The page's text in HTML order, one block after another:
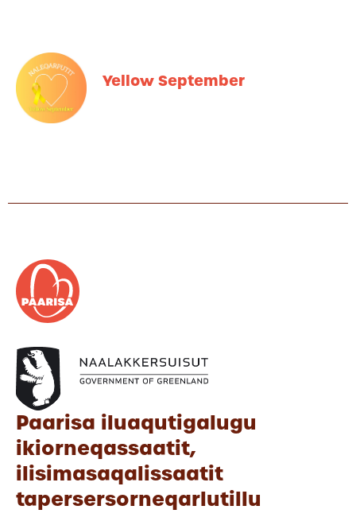
Yellow September
Paarisa iluaqutigalugu
ikiorneqassaatit,
ilisimasaqalissaatit
tapersersorneqarlutillu